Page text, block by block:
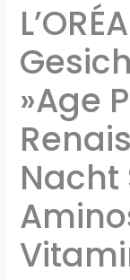
»Age
Nacht